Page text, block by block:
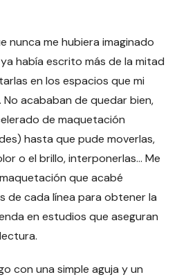
nunca me hubiera imaginado
había escrito más de la mitad
en los espacios que mi
acababan de quedar bien,
de maquetación
hasta que pude moverlas,
o el brillo, interponerlas… Me
que acabé
de cada línea para obtener la
en estudios que aseguran
con una simple aguja y un